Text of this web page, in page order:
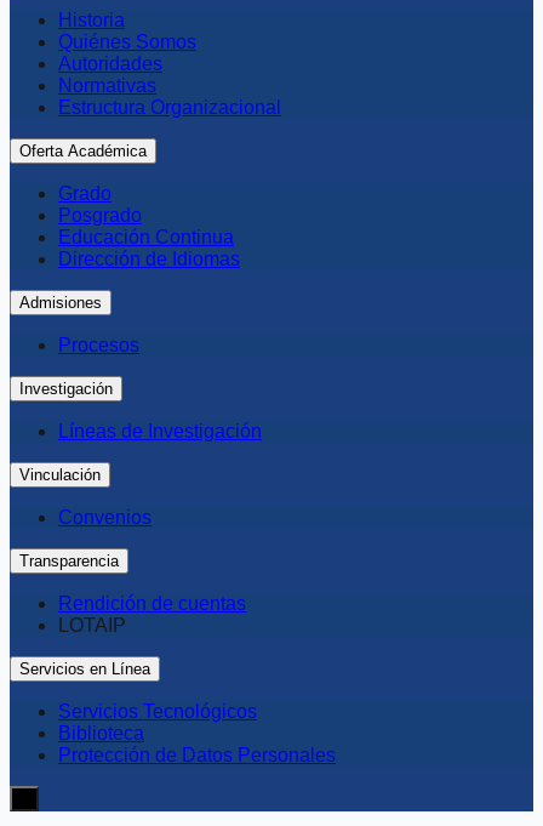
Historia
Quiénes Somos
Autoridades
Normativas
Estructura Organizacional
Oferta Académica
Grado
Posgrado
Educación Continua
Dirección de Idiomas
Admisiones
Procesos
Investigación
Líneas de Investigación
Vinculación
Convenios
Transparencia
Rendición de cuentas
LOTAIP
Servicios en Línea
Servicios Tecnológicos
Biblioteca
Protección de Datos Personales